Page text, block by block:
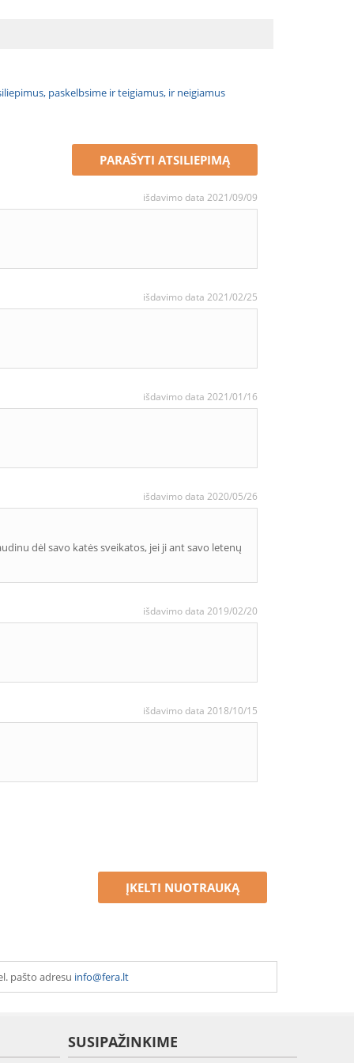
paskelbsime ir teigiamus, ir neigiamus
PARAŠYTI ATSILIEPIMĄ
išdavimo data 2021/09/09
išdavimo data 2021/02/25
išdavimo data 2021/01/16
išdavimo data 2020/05/26
dėl savo katės sveikatos, jei ji ant savo letenų
išdavimo data 2019/02/20
išdavimo data 2018/10/15
ĮKELTI NUOTRAUKĄ
pašto adresu info@fera.lt
SUSIPAŽINKIME